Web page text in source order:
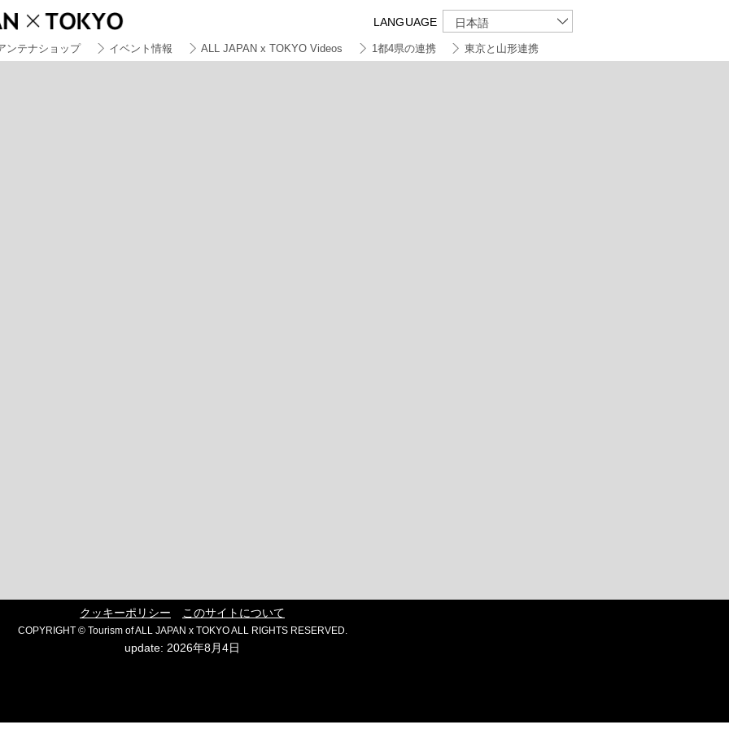
LANGUAGE 日本語
ンテナショップ イベント情報 ALL JAPAN x TOKYO Videos 1都4県の連携 東京と山形連携
クッキーポリシー このサイトについて
COPYRIGHT © Tourism of ALL JAPAN x TOKYO ALL RIGHTS RESERVED.
update: 2026年8月4日